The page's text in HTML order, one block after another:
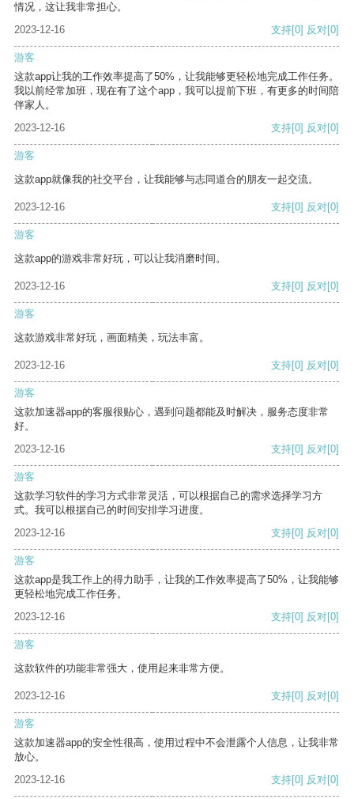
情况，这让我非常担心。
2023-12-16
支持[0] 反对[0]
游客
这款app让我的工作效率提高了50%，让我能够更轻松地完成工作任务。
我以前经常加班，现在有了这个app，我可以提前下班，有更多的时间陪
伴家人。
2023-12-16
支持[0] 反对[0]
游客
这款app就像我的社交平台，让我能够与志同道合的朋友一起交流。
2023-12-16 支持[0] 反对[0]
游客
这款app的游戏非常好玩，可以让我消磨时间。
2023-12-16 支持[0] 反对[0]
游客
这款游戏非常好玩，画面精美，玩法丰富。
2023-12-16 支持[0] 反对[0]
游客
这款加速器app的客服很贴心，遇到问题都能及时解决，服务态度非常
好。
2023-12-16
支持[0] 反对[0]
游客
这款学习软件的学习方式非常灵活，可以根据自己的需求选择学习方
式。我可以根据自己的时间安排学习进度。
2023-12-16
支持[0] 反对[0]
游客
这款app是我工作上的得力助手，让我的工作效率提高了50%，让我能够
更轻松地完成工作任务。
2023-12-16
支持[0] 反对[0]
游客
这款软件的功能非常强大，使用起来非常方便。
2023-12-16 支持[0] 反对[0]
游客
这款加速器app的安全性很高，使用过程中不会泄露个人信息，让我非常
放心。
2023-12-16
支持[0] 反对[0]